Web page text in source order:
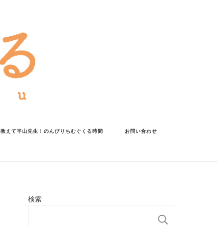
教えて平山先生！のんびりちむぐくる時間 お問い合わせ
検索